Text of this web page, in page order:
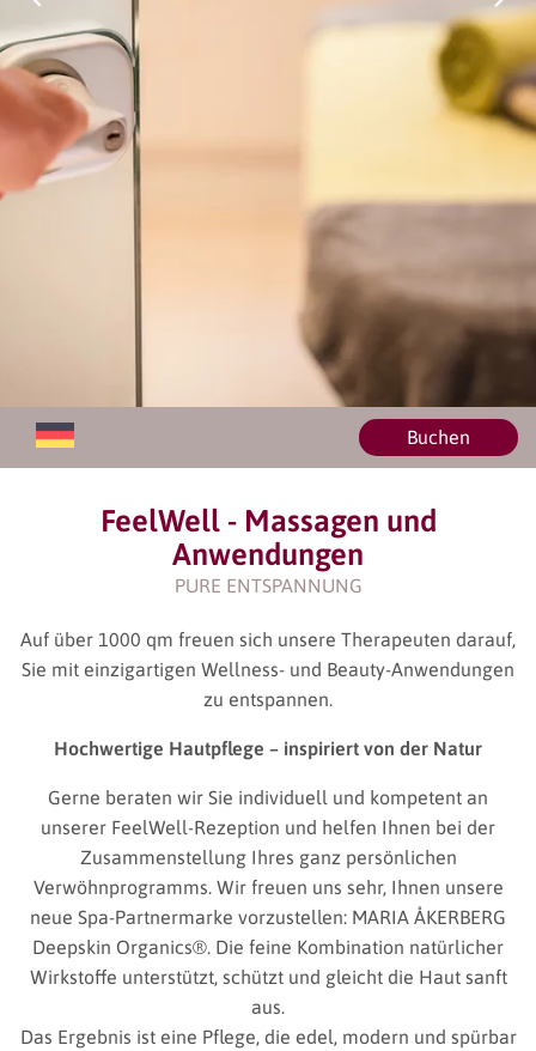
Buchen
FeelWell - Massagen und
Anwendungen
PURE ENTSPANNUNG
Auf über 1000 qm freuen sich unsere Therapeuten darauf,
Sie mit einzigartigen Wellness- und Beauty-Anwendungen
zu entspannen.
Hochwertige Hautpflege – inspiriert von der Natur
Gerne beraten wir Sie individuell und kompetent an
unserer FeelWell-Rezeption und helfen Ihnen bei der
Zusammenstellung Ihres ganz persönlichen
Verwöhnprogramms. Wir freuen uns sehr, Ihnen unsere
neue Spa-Partnermarke vorzustellen: MARIA ÅKERBERG
Deepskin Organics®. Die feine Kombination natürlicher
Wirkstoffe unterstützt, schützt und gleicht die Haut sanft
aus.
Das Ergebnis ist eine Pflege, die edel, modern und spürbar